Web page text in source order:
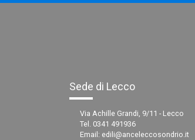
Sede di Lecco
Via Achille Grandi, 9/11 - Lecco
Tel. 0341 491936
Email: edili@anceleccosondrio.it